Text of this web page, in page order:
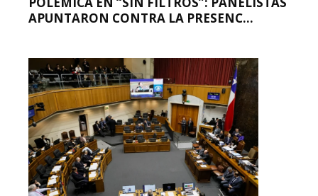
APUNTARON CONTRA LA PRESENC...